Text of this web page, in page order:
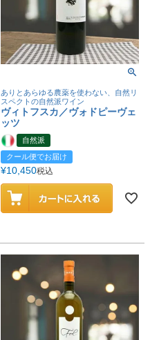
ありとあらゆる農薬を使わない、自然リ
スペクトの自然派ワイン
ヴィトフスカ／ヴォドピーヴェ
ッツ
自然派
クール便でお届け
¥10,450税込